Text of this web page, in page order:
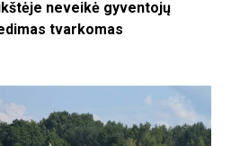
neveikė gyventojų
tvarkomas